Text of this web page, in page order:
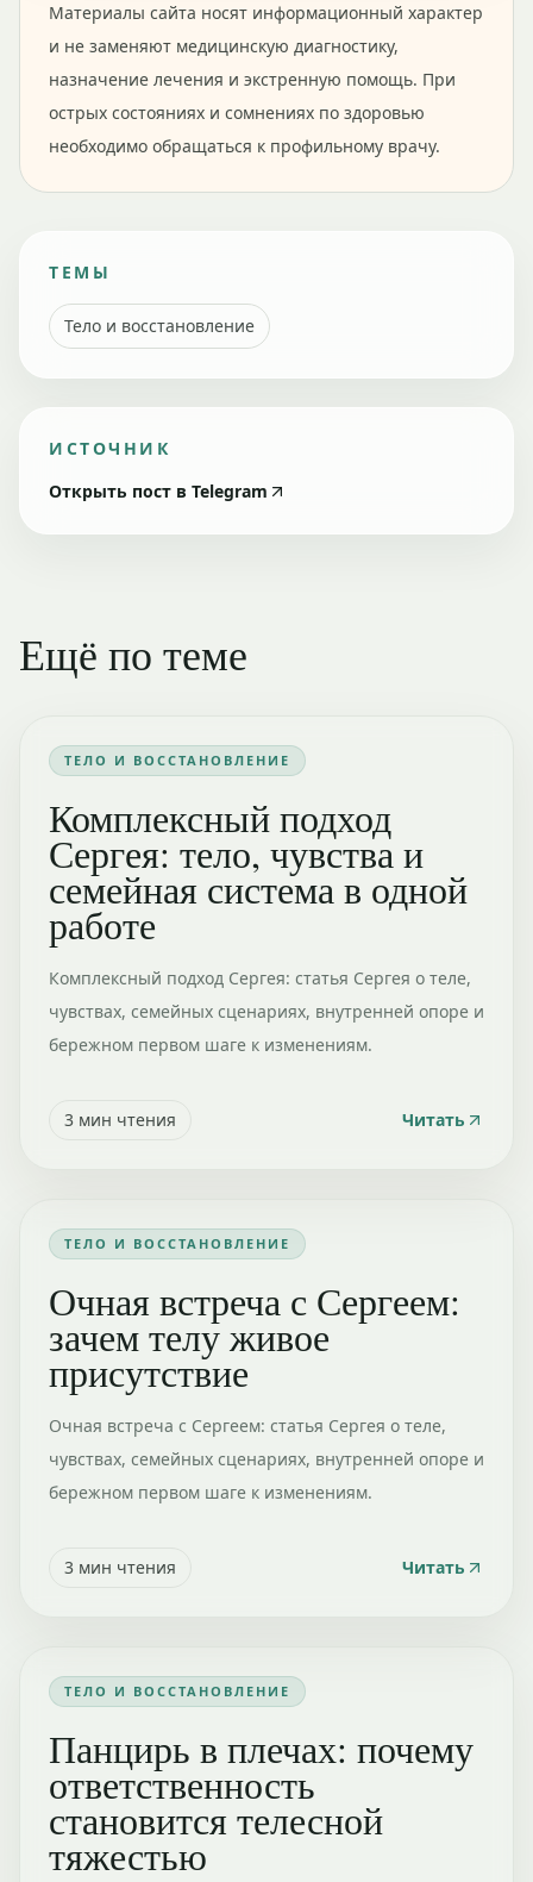
Материалы сайта носят информационный характер
и не заменяют медицинскую диагностику,
назначение лечения и экстренную помощь. При
острых состояниях и сомнениях по здоровью
необходимо обращаться к профильному врачу.
ТЕМЫ
Тело и восстановление
ИСТОЧНИК
Открыть пост в Telegram
Ещё по теме
ТЕЛО И ВОССТАНОВЛЕНИЕ
Комплексный подход
Сергея: тело, чувства и
семейная система в одной
работе
Комплексный подход Сергея: статья Сергея о теле,
чувствах, семейных сценариях, внутренней опоре и
бережном первом шаге к изменениям.
3 мин чтения Читать
ТЕЛО И ВОССТАНОВЛЕНИЕ
Очная встреча с Сергеем:
зачем телу живое
присутствие
Очная встреча с Сергеем: статья Сергея о теле,
чувствах, семейных сценариях, внутренней опоре и
бережном первом шаге к изменениям.
3 мин чтения Читать
ТЕЛО И ВОССТАНОВЛЕНИЕ
Панцирь в плечах: почему
ответственность
становится телесной
тяжестью